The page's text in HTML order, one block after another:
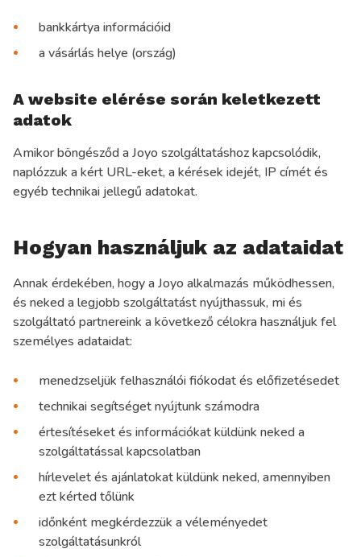
bankkártya információid
a vásárlás helye (ország)
A website elérése során keletkezett
adatok
Amikor böngésződ a Joyo szolgáltatáshoz kapcsolódik,
naplózzuk a kért URL-eket, a kérések idejét, IP címét és
egyéb technikai jellegű adatokat.
Hogyan használjuk az adataidat
Annak érdekében, hogy a Joyo alkalmazás működhessen,
és neked a legjobb szolgáltatást nyújthassuk, mi és
szolgáltató partnereink a következő célokra használjuk fel
személyes adataidat:
menedzseljük felhasználói fiókodat és előfizetésedet
technikai segítséget nyújtunk számodra
értesítéseket és információkat küldünk neked a
szolgáltatással kapcsolatban
hírlevelet és ajánlatokat küldünk neked, amennyiben
ezt kérted tőlünk
időnként megkérdezzük a véleményedet
szolgáltatásunkról